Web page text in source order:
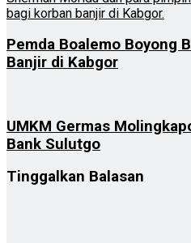
Pemda Boalemo Boyong
Banjir di Kabgor
UMKM Germas
Bank Sulutgo
Tinggalkan Balasan